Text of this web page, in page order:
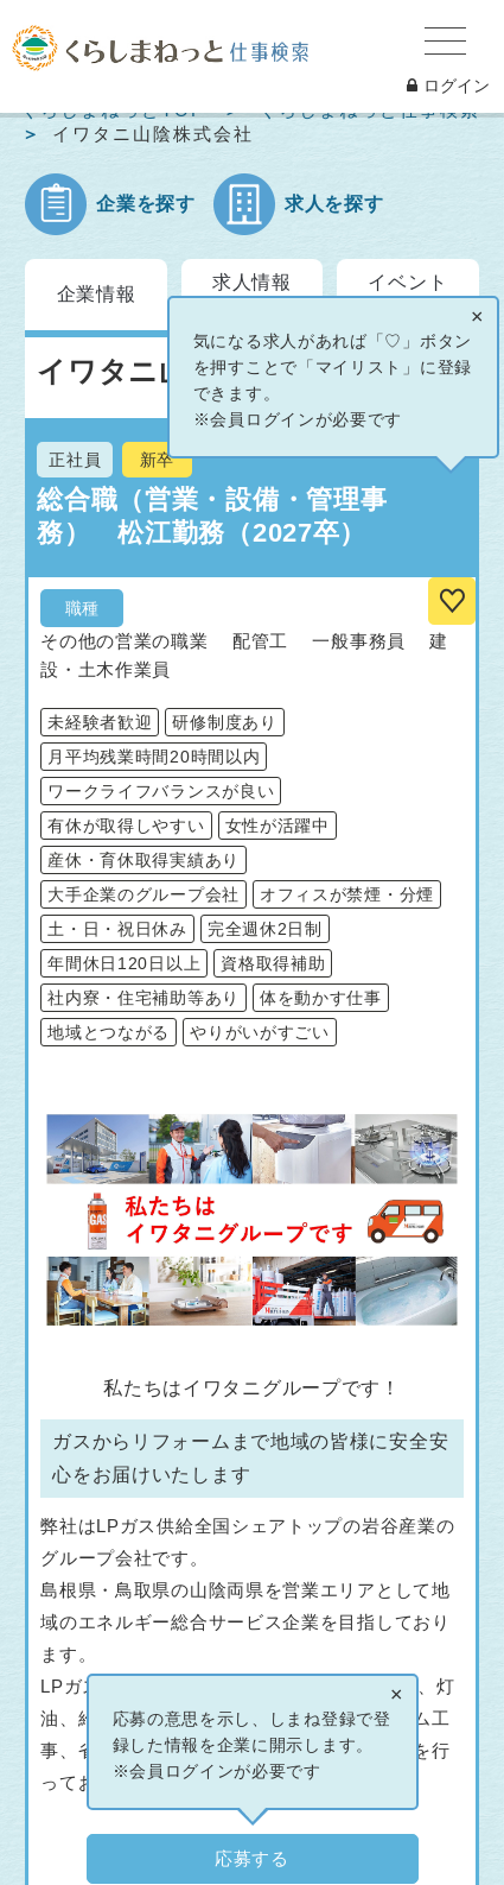
ログイン
くらしまねっとTOP
くらしまねっと仕事検索
イワタニ山陰株式会社
企業を探す 求人を探す
企業情報
求人情報
イベント
イワタニ山陰株式会社
正社員 新卒
総合職（営業・設備・管理事
務） 松江勤務（2027卒）
職種
その他の営業の職業 配管工 一般事務員 建
設・土木作業員
未経験者歓迎
研修制度あり
月平均残業時間20時間以内
ワークライフバランスが良い
有休が取得しやすい
女性が活躍中
産休・育休取得実績あり
大手企業のグループ会社
オフィスが禁煙・分煙
土・日・祝日休み
完全週休2日制
年間休日120日以上
資格取得補助
社内寮・住宅補助等あり
体を動かす仕事
地域とつながる
やりがいがすごい
私たちはイワタニグループです！
ガスからリフォームまで地域の皆様に安全安
心をお届けいたします
弊社はLPガス供給全国シェアトップの岩谷産業の
グループ会社です。
島根県・鳥取県の山陰両県を営業エリアとして地
域のエネルギー総合サービス企業を目指しており
ます。
LPガス供給は勿論ですが、他にも富士の湧水、灯
油、給排水・衛生設備を始めとしたリフォーム工
事、省エネ設備機器の提供等幅広く事業展開を行
っております。
応募する
×
応募の意思を示し、しまね登録で登
録した情報を企業に開示します。
※会員ログインが必要です
×
気になる求人があれば「♡」ボタン
を押すことで「マイリスト」に登録
できます。
※会員ログインが必要です